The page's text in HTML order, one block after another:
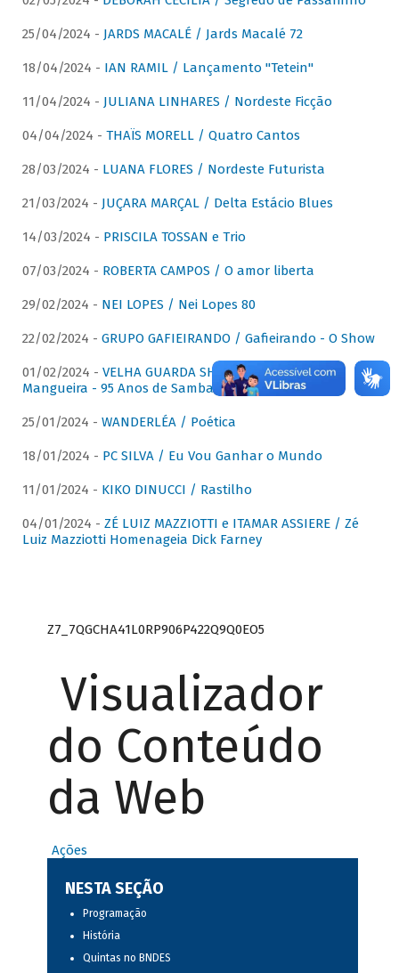
25/04/2024 - JARDS MACALÉ / Jards Macalé 72
18/04/2024 - IAN RAMIL / Lançamento "Tetein"
11/04/2024 - JULIANA LINHARES / Nordeste Ficção
04/04/2024 - THAÏS MORELL / Quatro Cantos
28/03/2024 - LUANA FLORES / Nordeste Futurista
21/03/2024 - JUÇARA MARÇAL / Delta Estácio Blues
14/03/2024 - PRISCILA TOSSAN e Trio
07/03/2024 - ROBERTA CAMPOS / O amor liberta
29/02/2024 - NEI LOPES / Nei Lopes 80
22/02/2024 - GRUPO GAFIEIRANDO / Gafieirando - O Show
01/02/2024 - VELHA GUARDA SHOW DA MANGUEIRA /
Mangueira - 95 Anos de Samba
25/01/2024 - WANDERLÉA / Poética
18/01/2024 - PC SILVA / Eu Vou Ganhar o Mundo
11/01/2024 - KIKO DINUCCI / Rastilho
04/01/2024 - ZÉ LUIZ MAZZIOTTI e ITAMAR ASSIERE / Zé
Luiz Mazziotti Homenageia Dick Farney
Z7_7QGCHA41L0RP906P422Q9Q0EO5
Visualizador
do Conteúdo
da Web
Ações
NESTA SEÇÃO
Programação
História
Quintas no BNDES